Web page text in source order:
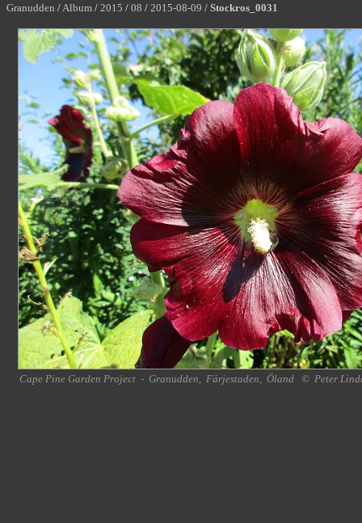
Granudden /Album / 2015 / 08 / 2015-08-09 / Stockros_0031
Cape Pine Garden Project - Granudden, Färjestaden, Öland © Peter